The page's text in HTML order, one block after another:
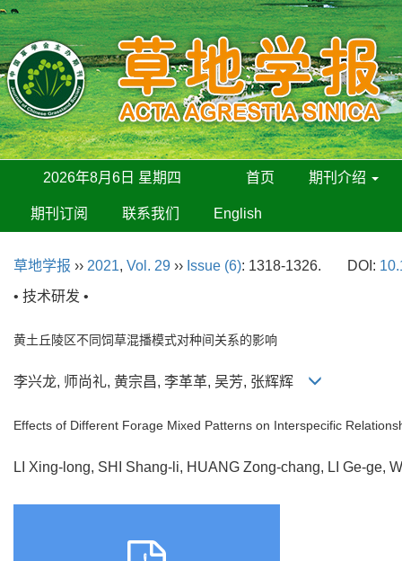
2026年8月6日 星期四 首页 期刊介绍
期刊订阅 联系我们 English
草地学报 ›› 2021, Vol. 29 ›› Issue (6): 1318-1326. DOI:
• 技术研发 •
黄土丘陵区不同饲草混播模式对种间关系的影响
李兴龙, 师尚礼, 黄宗昌, 李革革, 吴芳, 张辉辉
Effects of Different Forage Mixed Patterns on Interspecific
LI Xing-long, SHI Shang-li, HUANG Zong-chang, LI Ge-